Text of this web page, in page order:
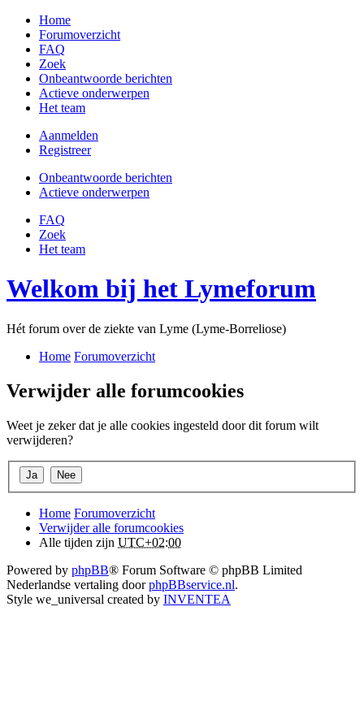
Home
Forumoverzicht
FAQ
Zoek
Onbeantwoorde berichten
Actieve onderwerpen
Het team
Aanmelden
Registreer
Onbeantwoorde berichten
Actieve onderwerpen
FAQ
Zoek
Het team
Welkom bij het Lymeforum
Hét forum over de ziekte van Lyme (Lyme-Borreliose)
Home Forumoverzicht
Verwijder alle forumcookies
Weet je zeker dat je alle cookies ingesteld door dit forum wilt
verwijderen?
Home Forumoverzicht
Verwijder alle forumcookies
Alle tijden zijn UTC+02:00
Powered by phpBB® Forum Software © phpBB Limited
Nederlandse vertaling doorphpBBservice.nl.
Style we_universal created by INVENTEA